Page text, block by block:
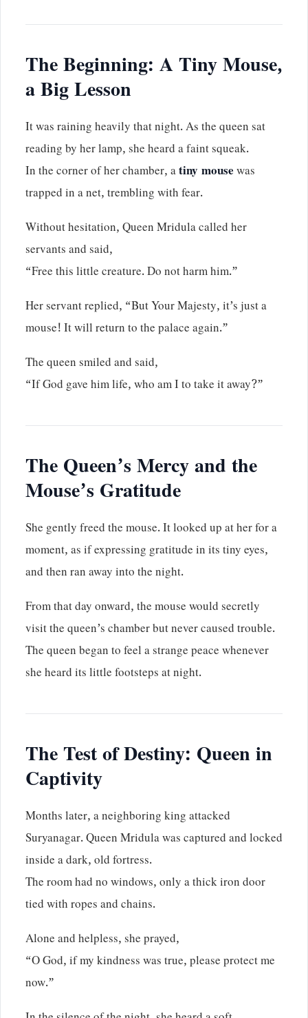
The Beginning: A Tiny Mouse,
a Big Lesson
It was raining heavily that night. As the queen sat
reading by her lamp, she heard a faint squeak.
In the corner of her chamber, atiny mousewas
trapped in a net, trembling with fear.
Without hesitation, Queen Mridula called her
servants and said,
“Free this little creature. Do not harm him.”
Her servant replied, “But Your Majesty, it’s just a
mouse! It will return to the palace again.”
The queen smiled and said,
“If God gave him life, who am I to take it away?”
The Queen’s Mercy and the
Mouse’s Gratitude
She gently freed the mouse. It looked up at her for a
moment, as if expressing gratitude in its tiny eyes,
and then ran away into the night.
From that day onward, the mouse would secretly
visit the queen’s chamber but never caused trouble.
The queen began to feel a strange peace whenever
she heard its little footsteps at night.
The Test of Destiny: Queen in
Captivity
Months later, a neighboring king attacked
Suryanagar. Queen Mridula was captured and locked
inside a dark, old fortress.
The room had no windows, only a thick iron door
tied with ropes and chains.
Alone and helpless, she prayed,
“O God, if my kindness was true, please protect me
now.”